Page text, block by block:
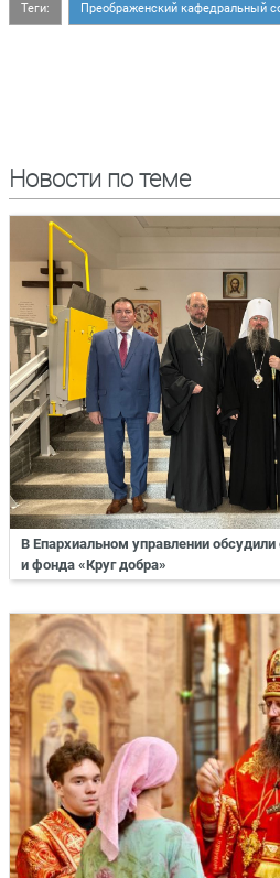
Теги: Преображенский кафедральный
Новости по теме
В Епархиальном управлении
и фонда «Круг добра»